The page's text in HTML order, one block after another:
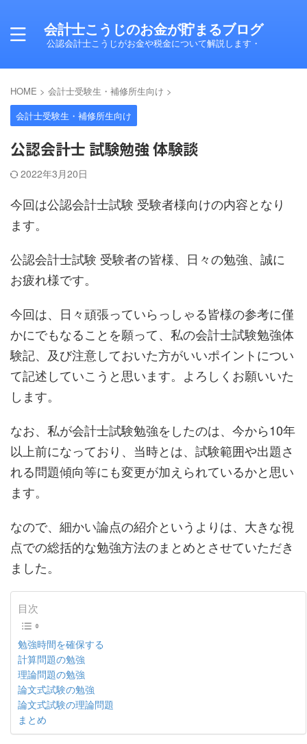
会計士こうじのお金が貯まるブログ
公認会計士こうじがお金や税金について解説します・
HOME > 会計士受験生・補修所生向け >
会計士受験生・補修所生向け
公認会計士 試験勉強 体験談
2022年3月20日
今回は公認会計士試験 受験者様向けの内容となり
ます。
公認会計士試験 受験者の皆様、日々の勉強、誠に
お疲れ様です。
今回は、日々頑張っていらっしゃる皆様の参考に僅
かにでもなることを願って、私の会計士試験勉強体
験記、及び注意しておいた方がいいポイントについ
て記述していこうと思います。よろしくお願いいた
します。
なお、私が会計士試験勉強をしたのは、今から10年
以上前になっており、当時とは、試験範囲や出題さ
れる問題傾向等にも変更が加えられているかと思い
ます。
なので、細かい論点の紹介というよりは、大きな視
点での総括的な勉強方法のまとめとさせていただき
ました。
目次
勉強時間を確保する
計算問題の勉強
理論問題の勉強
論文式試験の勉強
論文式試験の理論問題
まとめ